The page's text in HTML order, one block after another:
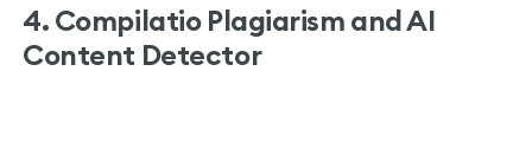
4. Compilatio Plagiarism and AI
Content Detector